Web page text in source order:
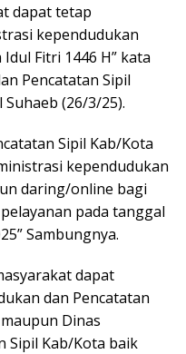
dapat tetap
kependudukan
Fitri 1446 H” kata
Pencatatan Sipil
(26/3/25).
Sipil Kab/Kota
kependudukan
daring/online bagi
pada tanggal
Sambungnya.
dapat
dan Pencatatan
Dinas
Sipil Kab/Kota baik